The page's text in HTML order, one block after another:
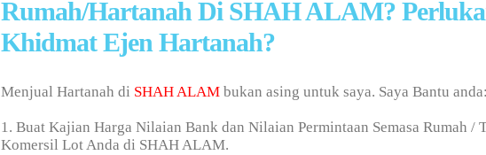
Rumah/Hartanah Di SHAH ALAM?
Khidmat Ejen Hartanah?
Menjual Hartanah di SHAH ALAM bukan asing untuk saya. Saya Bantu
1. Buat Kajian Harga Nilaian Bank dan Nilaian Permintaan Semasa Rumah /
Komersil Lot Anda di SHAH ALAM.